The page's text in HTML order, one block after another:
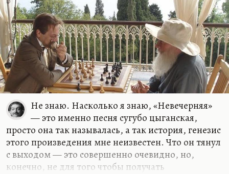
Не знаю. Насколько я знаю, «Невечерняя»
— это именно песня сугубо цыганская,
просто она так называлась, а так история, генезис
этого произведения мне неизвестен. Что он тянул
с выходом — это совершенно очевидно, но,
конечно, не для того чтобы получать